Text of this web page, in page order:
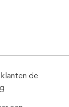
de